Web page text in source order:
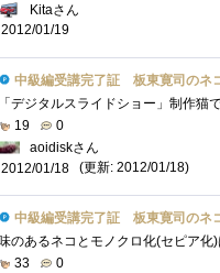
Kitaさん
2012/01/19
中級編受講完了証 板東寛司のネコカメ
19
0
aoidiskさん
2012/01/18
(更新: 2012/01/18)
中級編受講完了証 板東寛司のネコカメ
33
0